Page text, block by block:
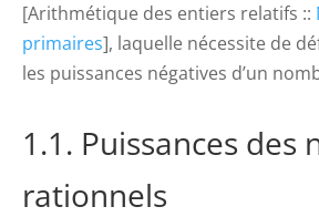
[Arithmétique des entiers relatifs ::
primaires], laquelle nécessite de
les puissances négatives d’un
1.1. Puissances des
rationnels